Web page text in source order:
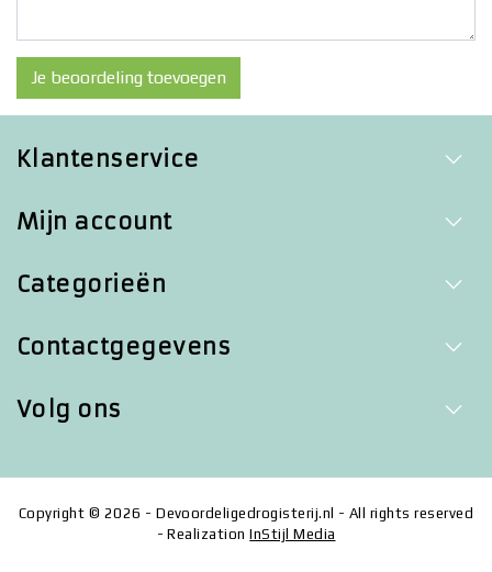
Je beoordeling toevoegen
Klantenservice
Mijn account
Categorieën
Contactgegevens
Volg ons
Copyright © 2026 - Devoordeligedrogisterij.nl - All rights reserved
- RealizationInStijl Media